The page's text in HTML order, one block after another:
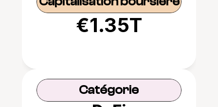
€1.35T
Catégorie